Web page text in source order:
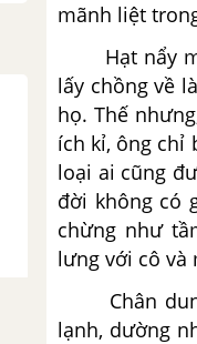
mãnh liệt
Hạt nẩy
lấy chồng về
họ. Thế
ích kỉ, ông chỉ
loại ai cũng
đời không có
chừng như
lưng với cô và
Chân dung
lạnh, dường